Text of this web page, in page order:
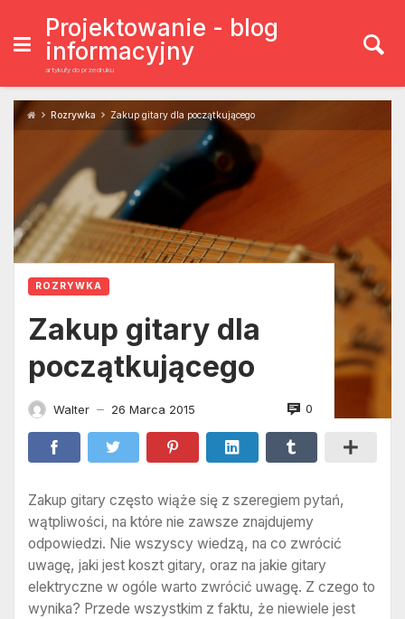
content
Projektowanie - blog
informacyjny
artykuły do przedruku
Rozrywka Zakup gitary dla początkującego
ROZRYWKA
Zakup gitary dla
początkującego
Walter — 26 Marca 2015 0
Zakup gitary często wiąże się z szeregiem pytań,
wątpliwości, na które nie zawsze znajdujemy
odpowiedzi. Nie wszyscy wiedzą, na co zwrócić
uwagę, jaki jest koszt gitary, oraz na jakie gitary
elektryczne w ogóle warto zwrócić uwagę. Z czego to
wynika? Przede wszystkim z faktu, że niewiele jest